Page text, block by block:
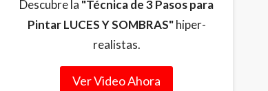
Descubre la "Técnica de 3 Pasos para
Pintar LUCES Y SOMBRAS"hiper-
realistas.
Ver Video Ahora